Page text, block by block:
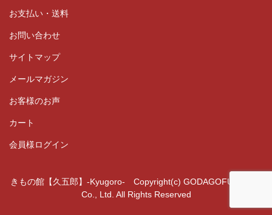
お支払い・送料
お問い合わせ
サイトマップ
メールマガジン
お客様のお声
カート
会員様ログイン
きもの館【久五郎】-Kyugoro- Copyright(c) GODAGOFUKUTEN
Co., Ltd. All Rights Reserved